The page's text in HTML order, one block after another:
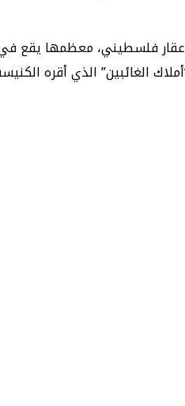
وتعمل وحدة “حارس أملاك الغائبين” ضمن هيكلية وزارة القضاء “الإسرائيلية” وهي الجهة المسؤولة عن